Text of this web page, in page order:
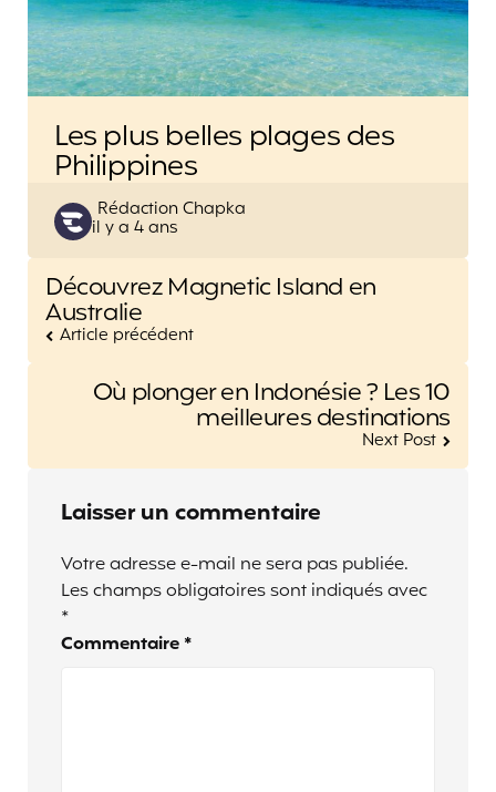
Les plus belles plages des
Philippines
Posted
by
Rédaction Chapka
il y a 4 ans
Post
navigation
Découvrez Magnetic Island en
Australie
Article précédent
Où plonger en Indonésie ? Les 10
meilleures destinations
Next Post
Laisser un commentaire
Votre adresse e-mail ne sera pas publiée.
Les champs obligatoires sont indiqués avec
*
Commentaire *